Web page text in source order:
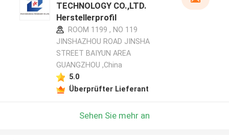
TECHNOLOGY CO.,LTD.
Herstellerprofil
ROOM 1199 , NO 119
JINSHAZHOU ROAD JINSHA
STREET BAIYUN AREA
GUANGZHOU ,China
5.0
Überprüfter Lieferant
Sehen Sie mehr an